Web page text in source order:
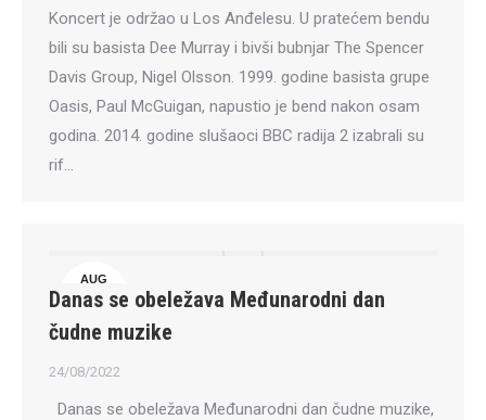
Koncert je održao u Los Anđelesu. U pratećem bendu
bili su basista Dee Murray i bivši bubnjar The Spencer
Davis Group, Nigel Olsson. 1999. godine basista grupe
Oasis, Paul McGuigan, napustio je bend nakon osam
godina. 2014. godine slušaoci BBC radija 2 izabrali su
rif…
AUG
24
Danas se obeležava Međunarodni dan
čudne muzike
24/08/2022
Danas se obeležava Međunarodni dan čudne muzike,